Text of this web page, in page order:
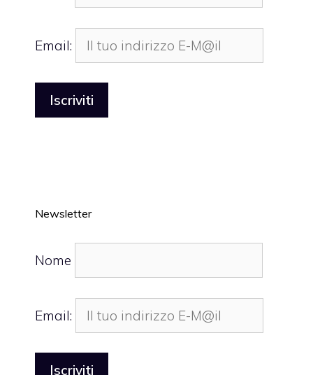
Email:
Newsletter
Nome
Email: